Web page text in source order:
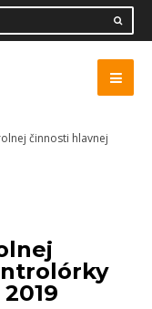
činnosti hlavnej